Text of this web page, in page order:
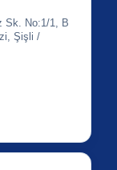
Sk. No:1/1, B
Şişli /